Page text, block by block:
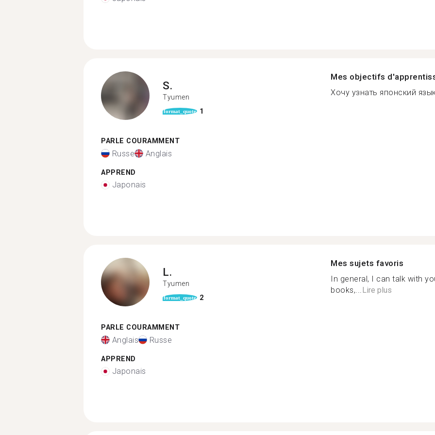
S.
Tyumen
format_quote 1
PARLE COURAMMENT
Russe Anglais
APPREND
Japonais
Mes objectifs
Хочу узнать японский
L.
Tyumen
format_quote 2
PARLE COURAMMENT
Anglais Russe
APPREND
Japonais
Mes sujets favoris
In general, I can talk with
books,...Lire plus